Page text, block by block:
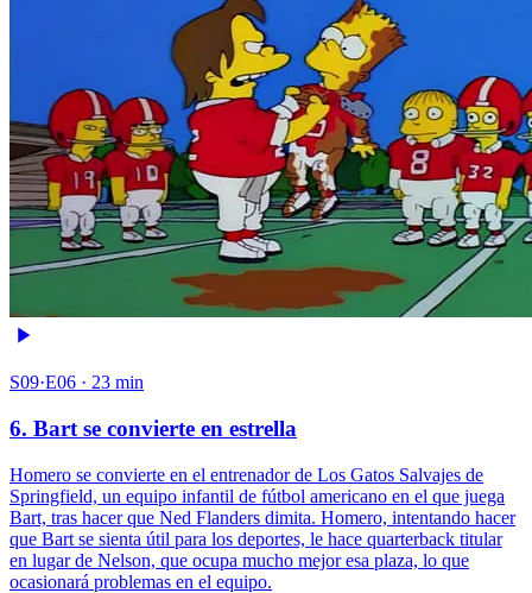
S09·E06 · 23 min
6. Bart se convierte en estrella
Homero se convierte en el entrenador de Los Gatos Salvajes de
Springfield, un equipo infantil de fútbol americano en el que juega
Bart, tras hacer que Ned Flanders dimita. Homero, intentando hacer
que Bart se sienta útil para los deportes, le hace quarterback titular
en lugar de Nelson, que ocupa mucho mejor esa plaza, lo que
ocasionará problemas en el equipo.